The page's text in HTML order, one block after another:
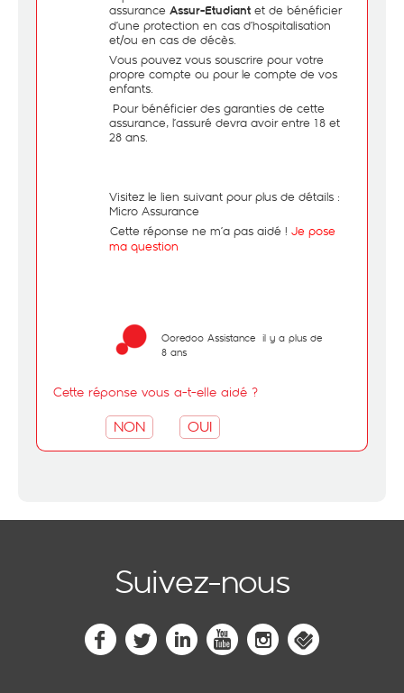
assurance Assur-Etudiant et de bénéficier
d’une protection en cas d’hospitalisation
et/ou en cas de décès.
Vous pouvez vous souscrire pour votre
propre compte ou pour le compte de vos
enfants.
Pour bénéficier des garanties de cette
assurance, l’assuré devra avoir entre 18 et
28 ans.
Visitez le lien suivant pour plus de détails :
Micro Assurance
- Cette réponse ne m’a pas aidé ! Je pose
ma question
Ooredoo Assistance il y a plus de
8 ans
Cette réponse vous a-t-elle aidé ?
NON OUI
Suivez-nous